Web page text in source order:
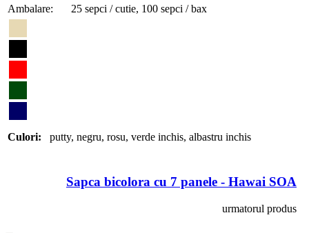
Ambalare:
25 sepci / cutie, 100 sepci / bax
Culori: putty, negru, rosu, verde inchis, albastru inchis
Sapca bicolora cu 7 panele - Hawai SOA
urmatorul produs